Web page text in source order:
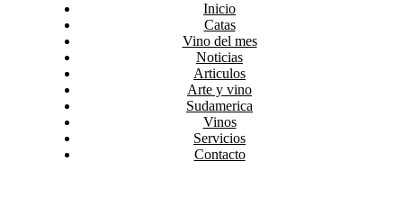
Inicio
Catas
Vino del mes
Noticias
Articulos
Arte y vino
Sudamerica
Vinos
Servicios
Contacto